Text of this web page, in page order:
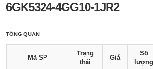
6GK5324-4GG10-1JR2
TỔNG QUAN
Mã SP
Trạng
thái
Giá
Số
lượng